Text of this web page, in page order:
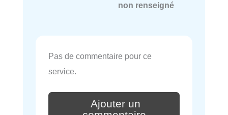
non renseigné
Pas de commentaire pour ce
service.
Ajouter un